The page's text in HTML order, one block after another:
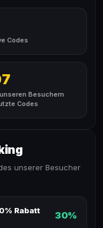
Codes
Besuchern
Codes
unserer Besucher
Rabatt 30%